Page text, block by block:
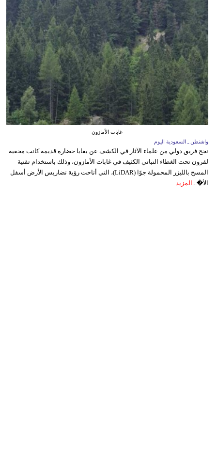
غابات الأمازون
واشنطن ـ السعودية اليوم
نجح فريق دولي من علماء الآثار في الكشف عن بقايا حضارة قديمة كانت مخفية
لقرون تحت الغطاء النباتي الكثيف في غابات الأمازون، وذلك باستخدام تقنية
المسح بالليزر المحمولة جوًا (LiDAR)، التي أتاحت رؤية تضاريس الأرض أسفل
الأ�... المزيد